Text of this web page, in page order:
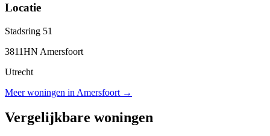
Locatie
Stadsring 51
3811HN Amersfoort
Utrecht
Meer woningen in Amersfoort →
Vergelijkbare woningen